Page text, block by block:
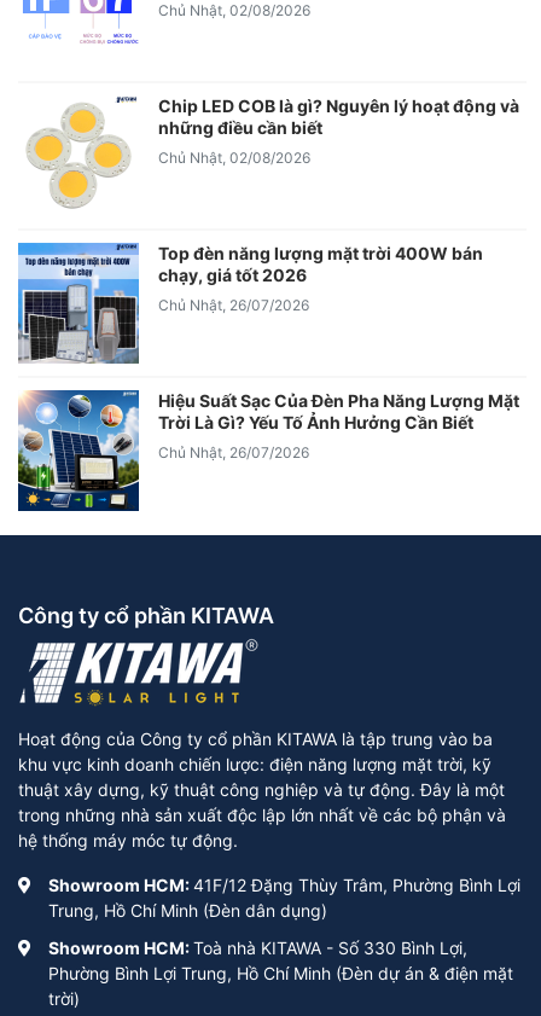
Chủ Nhật, 02/08/2026
Chip LED COB là gì? Nguyên lý hoạt động và
những điều cần biết
Chủ Nhật, 02/08/2026
Top đèn năng lượng mặt trời 400W bán
chạy, giá tốt 2026
Chủ Nhật, 26/07/2026
Hiệu Suất Sạc Của Đèn Pha Năng Lượng Mặt
Trời Là Gì? Yếu Tố Ảnh Hưởng Cần Biết
Chủ Nhật, 26/07/2026
Công ty cổ phần KITAWA
Hoạt động của Công ty cổ phần KITAWA là tập trung vào ba
khu vực kinh doanh chiến lược: điện năng lượng mặt trời, kỹ
thuật xây dựng, kỹ thuật công nghiệp và tự động. Đây là một
trong những nhà sản xuất độc lập lớn nhất về các bộ phận và
hệ thống máy móc tự động.
Showroom HCM:41F/12 Đặng Thùy Trâm, Phường Bình Lợi
Trung, Hồ Chí Minh (Đèn dân dụng)
Showroom HCM:Toà nhà KITAWA - Số 330 Bình Lợi,
Phường Bình Lợi Trung, Hồ Chí Minh (Đèn dự án & điện mặt
trời)